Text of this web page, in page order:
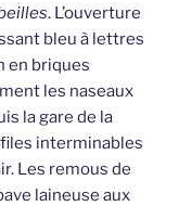
. L’ouverture
bleu à lettres
en briques
les naseaux
la gare de la
files interminables
Les remous de
laineuse aux